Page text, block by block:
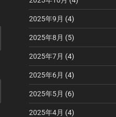
2025年9月 (4)
2025年8月 (5)
2025年7月 (4)
2025年6月 (4)
2025年5月 (6)
2025年4月 (4)